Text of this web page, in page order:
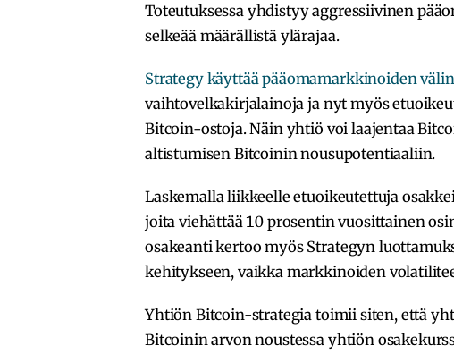
Toteutuksessa yhdistyy aggressiivinen
selkeää määrällistä ylärajaa.
Strategy käyttää pääomamarkkinoiden
vaihtovelkakirjalainoja ja nyt myös
Bitcoin-ostoja. Näin yhtiö voi laajentaa
altistumisen Bitcoinin nousupotentiaaliin.
Laskemalla liikkeelle etuoikeutettuja
joita viehättää 10 prosentin vuosittainen
osakeanti kertoo myös Strategyn
kehitykseen, vaikka markkinoiden
Yhtiön Bitcoin-strategia toimii siten, että
Bitcoinin arvon noustessa yhtiön